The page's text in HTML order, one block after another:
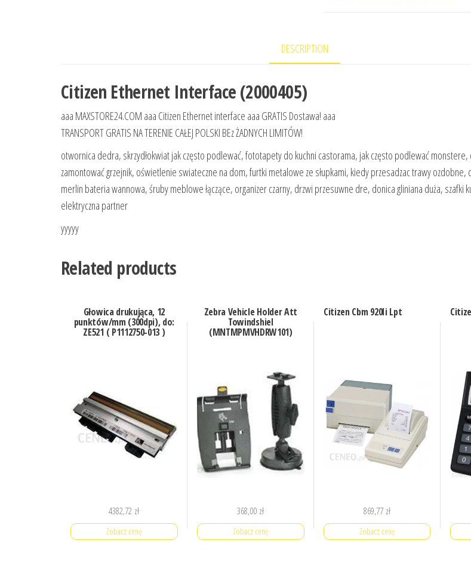
DESCRIPTION
Citizen Ethernet Interface (2000405)
aaa MAXSTORE24.COM aaa Citizen Ethernet interface aaa GRATIS Dostawa! aaa
TRANSPORT GRATIS NA TERENIE CAŁEJ POLSKI BEz ŻADNYCH LIMITÓW!
otwornica dedra, skrzydłokwiat jak często podlewać, fototapety do kuchni castorama, jak często podlewać monstere,
zamontować grzejnik, oświetlenie swiateczne na dom, furtki metalowe ze słupkami, kiedy przesadzac trawy ozdobne,
merlin bateria wannowa, śruby meblowe łączące, organizer czarny, drzwi przesuwne dre, donica gliniana duża, szafki
elektryczna partner
yyyyy
Related products
Głowica drukująca, 12
punktów/mm (300dpi), do:
ZE521 ( P1112750-013 )
4382,72 zł
Zobacz cenę
Zebra Vehicle Holder Att
Towindshiel
(MNTMPMVHDRW101)
368,00 zł
Zobacz cenę
Citizen Cbm 920Ii Lpt
869,77 zł
Zobacz cenę